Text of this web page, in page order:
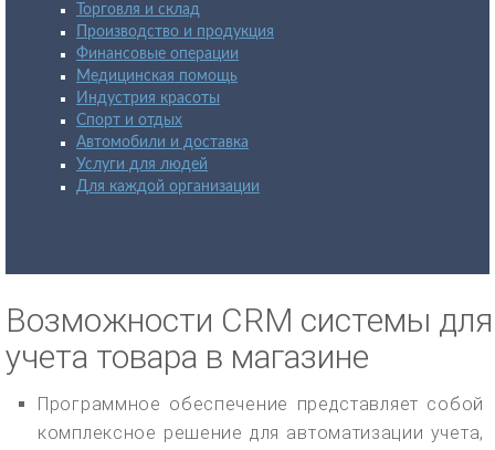
Торговля и склад
Производство и продукция
Финансовые операции
Медицинская помощь
Индустрия красоты
Спорт и отдых
Автомобили и доставка
Услуги для людей
Для каждой организации
Возможности CRM системы для
учета товара в магазине
Программное обеспечение представляет собой
комплексное решение для автоматизации учета,